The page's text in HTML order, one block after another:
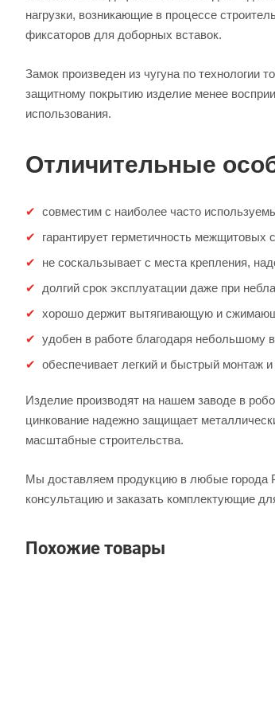
нагрузки, возникающие в процессе
фиксаторов для доборных вставок.
Замок произведен из чугуна по технологии
защитному покрытию изделие менее
использования.
Отличительные
совместим с наиболее часто
гарантирует герметичность
не соскальзывает с места крепления,
долгий срок эксплуатации даже при
хорошо держит вытягивающую и
удобен в работе благодаря небольшому
обеспечивает легкий и быстрый монтаж
Изделие производят на нашем заводе в
цинкование надежно защищает
масштабные строительства.
Мы доставляем продукцию в любые города
консультацию и заказать комплектующие
Похожие товары